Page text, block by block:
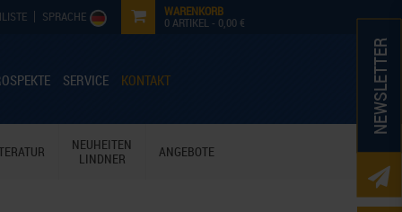
SPRACHE WARENKORB
0ARTIKEL - 0,00 €
SERVICE KONTAKT NEWSLETTER
NEUHEITEN
LINDNER
ANGEBOTE